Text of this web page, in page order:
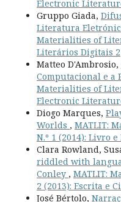
Electronic
Gruppo Giada,
Literatura
Materialities of
Literários Digitais 2
Matteo D'Ambrosio,
Computacional e a
Materialities of
Electronic
Diogo Marques,
Worlds , MATLIT:
N.º 1 (2014): Livro
Clara Rowland,
riddled with
Conley , MATLIT:
2 (2013): Escrita e
José Bértolo,